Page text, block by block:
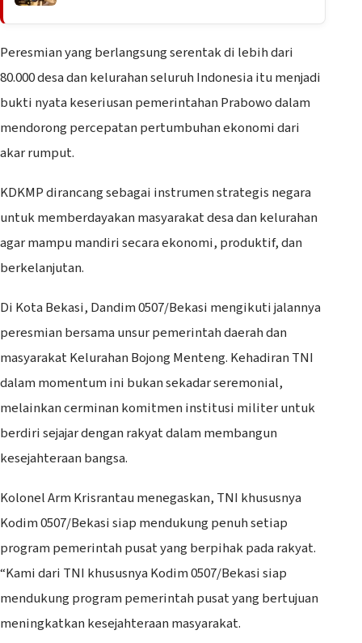
Peresmian yang berlangsung serentak di lebih dari
80.000 desa dan kelurahan seluruh Indonesia itu menjadi
bukti nyata keseriusan pemerintahan Prabowo dalam
mendorong percepatan pertumbuhan ekonomi dari
akar rumput.
KDKMP dirancang sebagai instrumen strategis negara
untuk memberdayakan masyarakat desa dan kelurahan
agar mampu mandiri secara ekonomi, produktif, dan
berkelanjutan.
Di Kota Bekasi, Dandim 0507/Bekasi mengikuti jalannya
peresmian bersama unsur pemerintah daerah dan
masyarakat Kelurahan Bojong Menteng. Kehadiran TNI
dalam momentum ini bukan sekadar seremonial,
melainkan cerminan komitmen institusi militer untuk
berdiri sejajar dengan rakyat dalam membangun
kesejahteraan bangsa.
Kolonel Arm Krisrantau menegaskan, TNI khususnya
Kodim 0507/Bekasi siap mendukung penuh setiap
program pemerintah pusat yang berpihak pada rakyat.
“Kami dari TNI khususnya Kodim 0507/Bekasi siap
mendukung program pemerintah pusat yang bertujuan
meningkatkan kesejahteraan masyarakat.